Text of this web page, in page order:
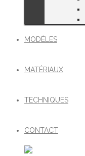
MODÈLES
MATÉRIAUX
TECHNIQUES
CONTACT